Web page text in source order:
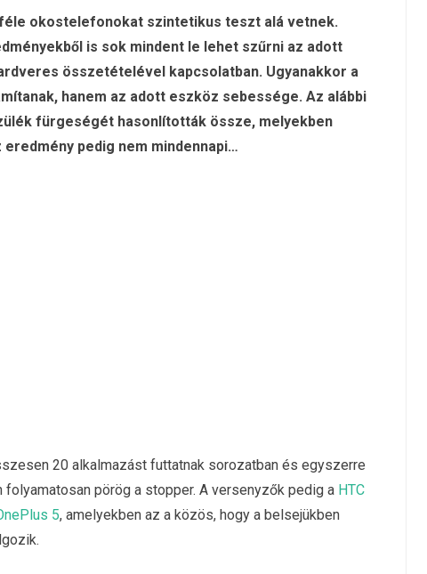
okostelefonokat szintetikus teszt alá vetnek.
is sok mindent le lehet szűrni az adott
összetételével kapcsolatban. Ugyanakkor a
hanem az adott eszköz sebessége. Az alábbi
fürgeségét hasonlították össze, melyekben
pedig nem mindennapi…
20 alkalmazást futtatnak sorozatban és egyszerre
pörög a stopper. A versenyzők pedig a HTC
5, amelyekben az a közös, hogy a belsejükben